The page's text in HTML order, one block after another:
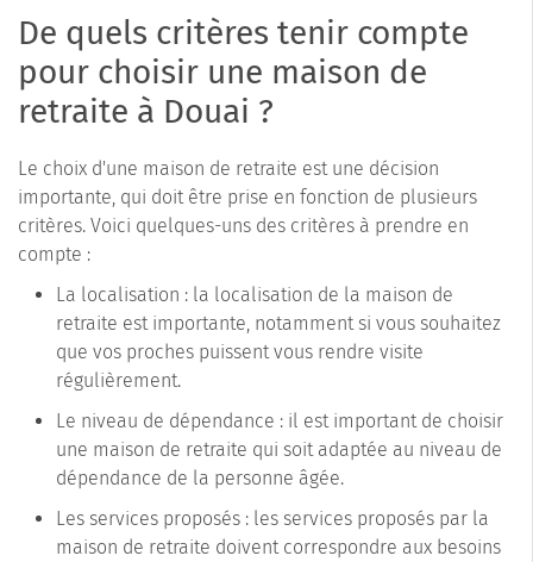
De quels critères tenir compte
pour choisir une maison de
retraite à Douai ?
Le choix d'une maison de retraite est une décision
importante, qui doit être prise en fonction de plusieurs
critères. Voici quelques-uns des critères à prendre en
compte :
La localisation : la localisation de la maison de
retraite est importante, notamment si vous souhaitez
que vos proches puissent vous rendre visite
régulièrement.
Le niveau de dépendance : il est important de choisir
une maison de retraite qui soit adaptée au niveau de
dépendance de la personne âgée.
Les services proposés : les services proposés par la
maison de retraite doivent correspondre aux besoins